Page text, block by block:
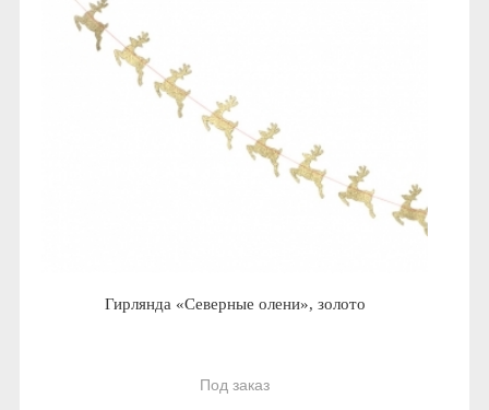
Гирлянда «Северные олени», золото
Под заказ